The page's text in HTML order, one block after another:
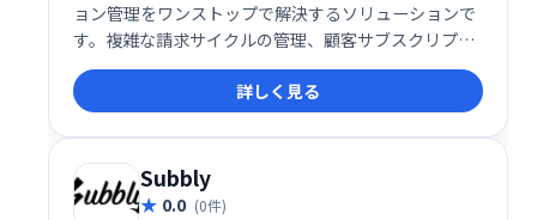
ョン管理をワンストップで解決するソリューションで
す。複雑な請求サイクルの管理、顧客サブスクリプシ
ョンの監視、請求・支払いの自動化、分析までを網
羅。失敗した支払いの再試行管理にも対応し、ビジネ
ス成長をサポートします。LogiNextなど多くの企業に
選ばれています。
詳しく見る
Subbly
0.0 (0件)